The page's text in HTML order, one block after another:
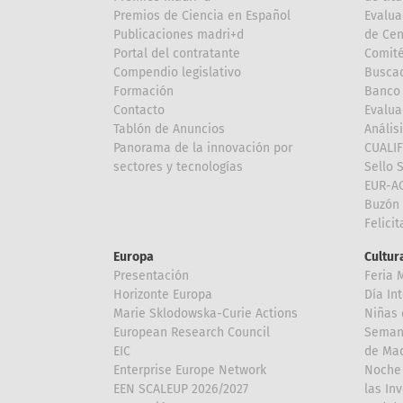
Premios de Ciencia en Español
Publicaciones madri+d
Portal del contratante
Compendio legislativo
Formación
Contacto
Tablón de Anuncios
Panorama de la innovación por
sectores y tecnologías
de
Sello
EUR-
Europa
Presentación
Horizonte Europa
Marie Sklodowska-Curie Actions
European Research Council
EIC
Enterprise Europe Network
EEN SCALEUP 2026/2027
Feria
Día
Niñas
de
las